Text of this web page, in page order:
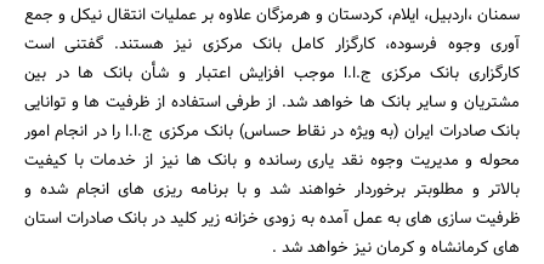
سمنان ،اردبیل، ایلام، کردستان و هرمزگان علاوه بر عملیات انتقال نیکل و جمع
آوری وجوه فرسوده، کارگزار کامل بانک مرکزی نیز هستند. گفتنی است
کارگزاری بانک مرکزی ج.ا.ا موجب افزایش اعتبار و شأن بانک ها در بین
مشتریان و سایر بانک ها خواهد شد. از طرفی استفاده از ظرفیت ها و توانایی
بانک صادرات ایران (به ویژه در نقاط حساس) بانک مرکزی ج.ا.ا را در انجام امور
محوله و مدیریت وجوه نقد یاری رسانده و بانک ها نیز از خدمات با کیفیت
بالاتر و مطلوبتر برخوردار خواهند شد و با برنامه ریزی های انجام شده و
ظرفیت سازی های به عمل آمده به زودی خزانه زیر کلید در بانک صادرات استان
های کرمانشاه و کرمان نیز خواهد شد .​